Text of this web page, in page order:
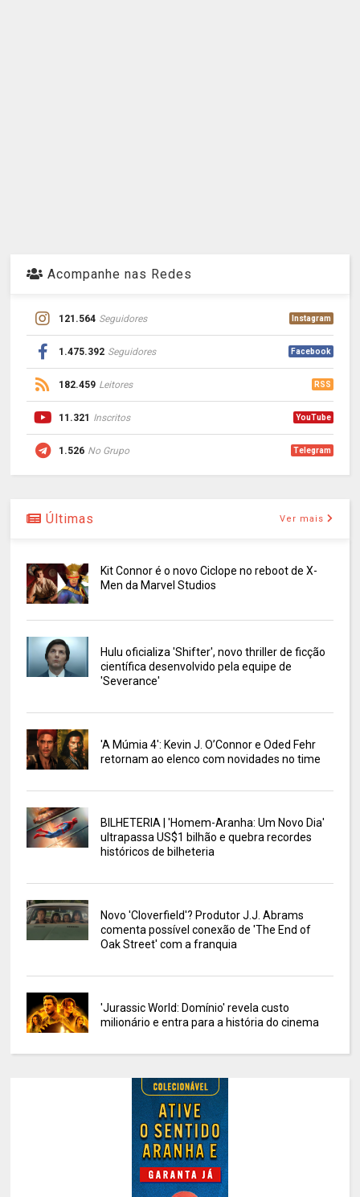
Acompanhe nas Redes
121.564 Seguidores Instagram
1.475.392 Seguidores Facebook
182.459 Leitores RSS
11.321 Inscritos YouTube
1.526 No Grupo Telegram
Últimas Ver mais
Kit Connor é o novo Ciclope no reboot de X-
Men da Marvel Studios
Hulu oficializa 'Shifter', novo thriller de ficção
científica desenvolvido pela equipe de
'Severance'
'A Múmia 4': Kevin J. O’Connor e Oded Fehr
retornam ao elenco com novidades no time
BILHETERIA | 'Homem-Aranha: Um Novo Dia'
ultrapassa US$1 bilhão e quebra recordes
históricos de bilheteria
Novo 'Cloverfield'? Produtor J.J. Abrams
comenta possível conexão de 'The End of
Oak Street' com a franquia
'Jurassic World: Domínio' revela custo
milionário e entra para a história do cinema